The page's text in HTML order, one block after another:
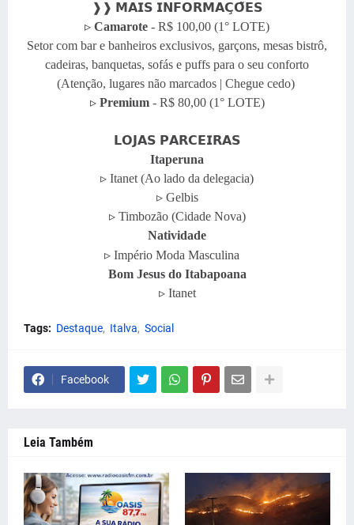
❱❱ 𝗠𝗔𝗜𝗦 𝗜𝗡𝗙𝗢𝗥𝗠𝗔𝗖̧𝗢̃𝗘𝗦
▹ Camarote - R$ 100,00 (1° LOTE)
Setor com bar e banheiros exclusivos, garçons, mesas bistrô,
cadeiras, banquetas, sofás e puffs para o seu conforto
(Atenção, lugares não marcados | Chegue cedo)
▹ Premium- R$ 80,00 (1° LOTE)
𝗟𝗢𝗝𝗔𝗦 𝗣𝗔𝗥𝗖𝗘𝗜𝗥𝗔𝗦
Itaperuna
▹ Itanet (Ao lado da delegacia)
▹ Gelbis
▹ Timbozão (Cidade Nova)
Natividade
▹ Império Moda Masculina
Bom Jesus do Itabapoana
▹ Itanet
Tags: Destaque Italva Social
Facebook
Leia Também